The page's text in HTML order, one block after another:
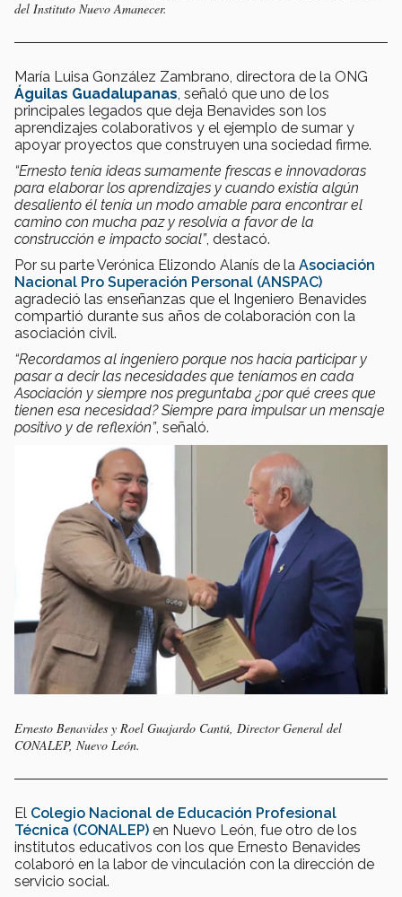
del Instituto Nuevo Amanecer.
María Luisa González Zambrano, directora de la ONG
Águilas Guadalupanas, señaló que uno de los
principales legados que deja Benavides son los
aprendizajes colaborativos y el ejemplo de sumar y
apoyar proyectos que construyen una sociedad firme.
“Ernesto tenía ideas sumamente frescas e innovadoras
para elaborar los aprendizajes y cuando existía algún
desaliento él tenía un modo amable para encontrar el
camino con mucha paz y resolvía a favor de la
construcción e impacto social”, destacó.
Por su parte Verónica Elizondo Alanís de la Asociación
Nacional Pro Superación Personal (ANSPAC)
agradeció las enseñanzas que el Ingeniero Benavides
compartió durante sus años de colaboración con la
asociación civil.
“Recordamos al ingeniero porque nos hacía participar y
pasar a decir las necesidades que teníamos en cada
Asociación y siempre nos preguntaba ¿por qué crees que
tienen esa necesidad? Siempre para impulsar un mensaje
positivo y de reflexión”, señaló.
Ernesto Benavides y Roel Guajardo Cantú, Director General del
CONALEP, Nuevo León.
El Colegio Nacional de Educación Profesional
Técnica (CONALEP) en Nuevo León, fue otro de los
institutos educativos con los que Ernesto Benavides
colaboró en la labor de vinculación con la dirección de
servicio social.